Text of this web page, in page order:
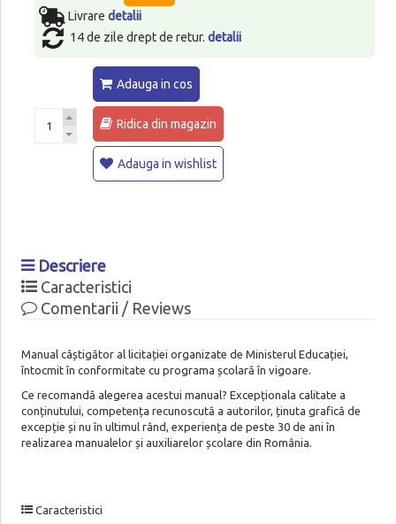
Livrare detalii
14 de zile drept de retur. detalii
Adauga in cos
Ridica din magazin
Adauga in wishlist
Descriere
Caracteristici
Comentarii / Reviews
Manual câștigător al licitației organizate de Ministerul Educației,
întocmit în conformitate cu programa școlară în vigoare.
Ce recomandă alegerea acestui manual? Excepționala calitate a
conținutului, competența recunoscută a autorilor, ținuta grafică de
excepție și nu în ultimul rând, experiența de peste 30 de ani în
realizarea manualelor și auxiliarelor școlare din România.
Caracteristici